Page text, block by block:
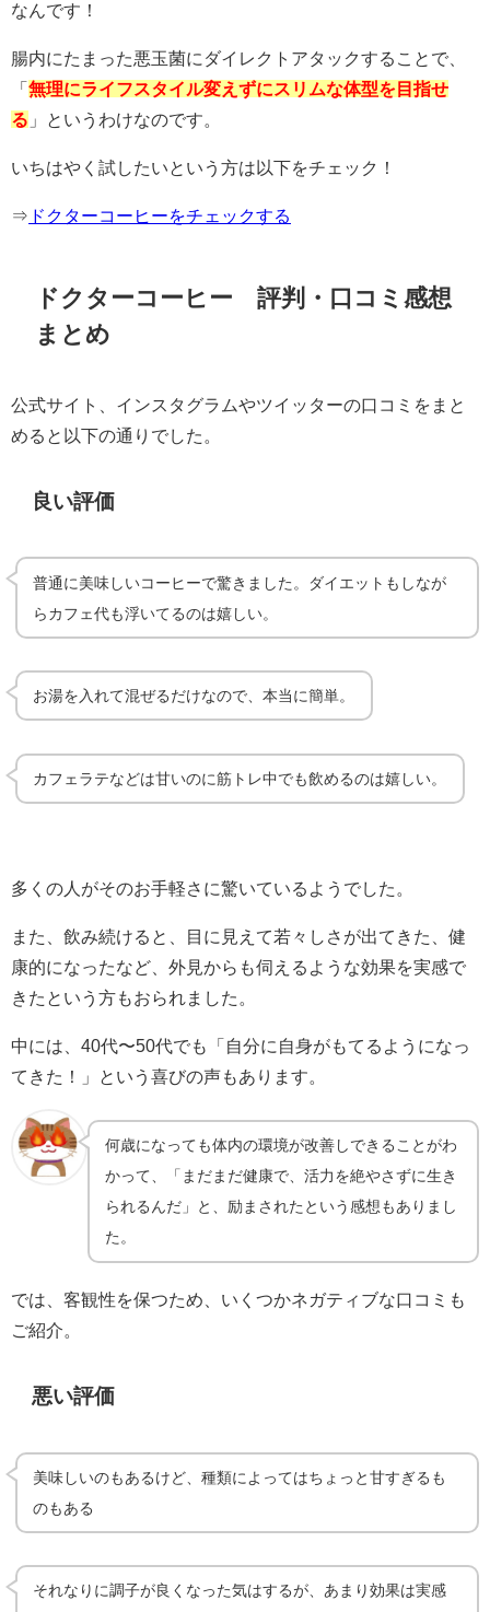
なんです！
腸内にたまった悪玉菌にダイレクトアタックすることで、
「 無理にライフスタイル変えずにスリムな体型を目指せ
る 」というわけなのです。
いちはやく試したいという方は以下をチェック！
⇒ ドクターコーヒーをチェックする
ドクターコーヒー評判・口コミ感想
まとめ
公式サイト、インスタグラムやツイッターの口コミをまと
めると以下の通りでした。
良い評価
普通に美味しいコーヒーで驚きました。ダイエットもしなが
らカフェ代も浮いてるのは嬉しい。
お湯を入れて混ぜるだけなので、本当に簡単。
カフェラテなどは甘いのに筋トレ中でも飲めるのは嬉しい。
多くの人がそのお手軽さに驚いているようでした。
また、飲み続けると、目に見えて若々しさが出てきた、健
康的になったなど、外見からも伺えるような効果を実感で
きたという方もおられました。
中には、40代〜50代でも「自分に自身がもてるようになっ
てきた！」という喜びの声もあります。
何歳になっても体内の環境が改善しできることがわ
かって、「まだまだ健康で、活力を絶やさずに生き
られるんだ」と、励まされたという感想もありまし
た。
では、客観性を保つため、いくつかネガティブな口コミも
ご紹介。
悪い評価
美味しいのもあるけど、種類によってはちょっと甘すぎるも
のもある
それなりに調子が良くなった気はするが、あまり効果は実感